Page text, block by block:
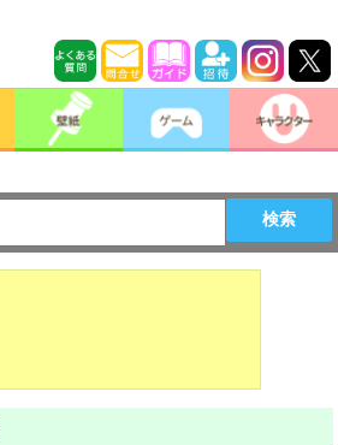
検索